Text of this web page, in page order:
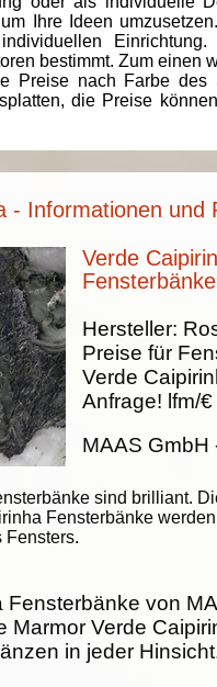
Ihre Ideen
bestimmt. Zum einen
Preise nach Farbe des
die Preise
- Informationen und
Verde
Fensterbänke
sind brilliant.
Fensterbänke werden
Fensters.
Hersteller:
Preise für
Verde
Anfrage! lfm/€
MAAS GmbH
Fensterbänke von
Marmor Verde
in jeder